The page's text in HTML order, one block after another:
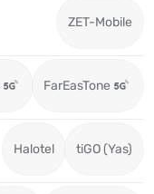
ZET-Mobile
FarEasTone
Halotel tiGO (Yas)